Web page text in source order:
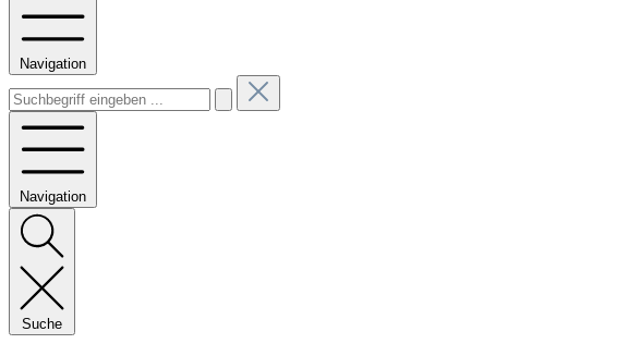
Navigation
Navigation
Suche